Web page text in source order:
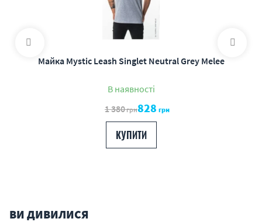
Майка Mystic Leash Singlet Neutral Grey Melee
В наявності
1 380грн828 грн
КУПИТИ
ВИ ДИВИЛИСЯ